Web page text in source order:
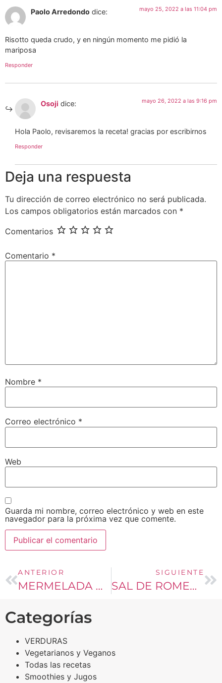
Paolo Arredondo dice: mayo 25, 2022 a las 11:04 pm
Risotto queda crudo, y en ningún momento me pidió la
mariposa
Responder
Osoji dice: mayo 26, 2022 a las 9:16 pm
Hola Paolo, revisaremos la receta! gracias por escribirnos
Responder
Deja una respuesta
Tu dirección de correo electrónico no será publicada.
Los campos obligatorios están marcados con *
Comentarios
Comentario *
Nombre *
Correo electrónico *
Web
Guarda mi nombre, correo electrónico y web en este
navegador para la próxima vez que comente.
ANTERIOR
MERMELADA DE ZANAHORIA
SIGUIENTE
SAL DE ROMERO
Categorías
VERDURAS
Vegetarianos y Veganos
Todas las recetas
Smoothies y Jugos